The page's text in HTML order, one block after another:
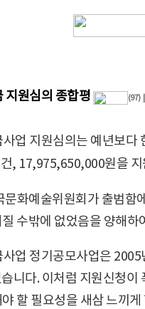
지원심의 종합평 (97)|
업 지원심의는 예년보다
, 17,975,650,000원을
화예술위원회가 출범함
수밖에 없었음을 양해하
업 정기공모사업은
니다. 이처럼 지원신청
할 필요성을 새삼 느끼게